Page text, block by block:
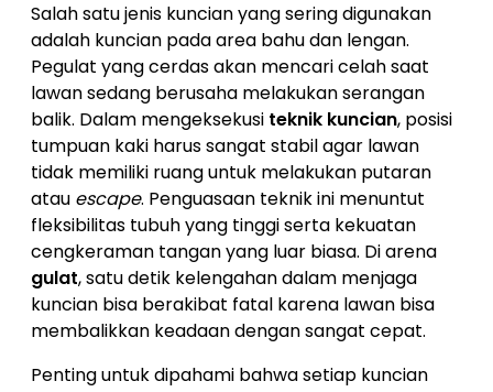
Salah satu jenis kuncian yang sering digunakan
adalah kuncian pada area bahu dan lengan.
Pegulat yang cerdas akan mencari celah saat
lawan sedang berusaha melakukan serangan
balik. Dalam mengeksekusi teknik kuncian, posisi
tumpuan kaki harus sangat stabil agar lawan
tidak memiliki ruang untuk melakukan putaran
atau escape. Penguasaan teknik ini menuntut
fleksibilitas tubuh yang tinggi serta kekuatan
cengkeraman tangan yang luar biasa. Di arena
gulat, satu detik kelengahan dalam menjaga
kuncian bisa berakibat fatal karena lawan bisa
membalikkan keadaan dengan sangat cepat.
Penting untuk dipahami bahwa setiap kuncian